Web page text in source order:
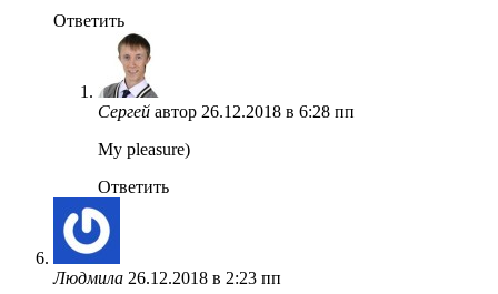
Ответить
Сергей автор 26.12.2018 в 6:28 пп
My pleasure)
Ответить
Людмила 26.12.2018 в 2:23 пп